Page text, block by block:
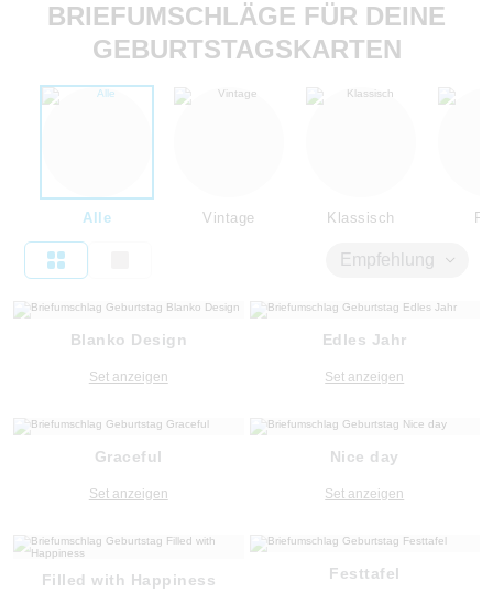
BRIEFUMSCHLÄGE FÜR DEINE
GEBURTSTAGSKARTEN
Alle Vintage Klassisch
Empfehlung
Blanko Design
Set anzeigen
Edles Jahr
Set anzeigen
Graceful
Set anzeigen
Nice day
Set anzeigen
Filled with Happiness Festtafel